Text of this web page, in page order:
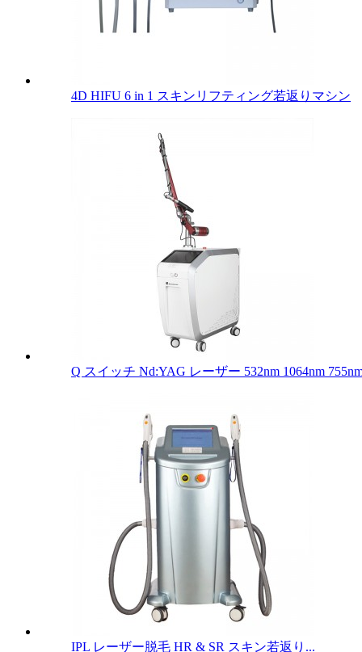
4D HIFU 6 in 1 スキンリフティング若返りマシン
Q スイッチ Nd:YAG レーザー 532nm 1064nm
IPL レーザー脱毛 HR & SR スキン若返り...